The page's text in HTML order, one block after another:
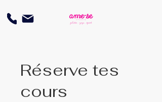
Réserve tes
cours